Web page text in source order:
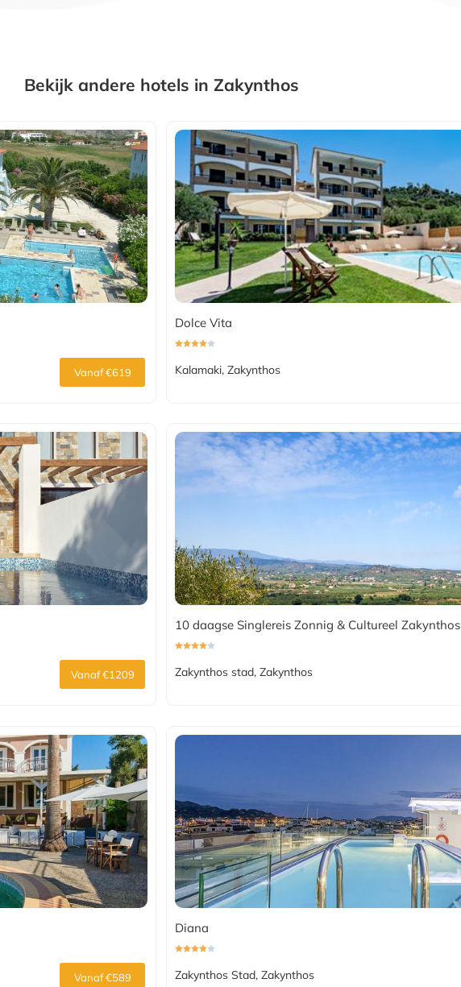
Bekijk andere hotels in Zakynthos
Vanaf €619
Dolce Vita
Kalamaki, Zakynthos
Vanaf €1209
10 daagse Singlereis Zonnig & Cultureel Zakynthos
Zakynthos stad, Zakynthos
Vanaf €589
Diana
Zakynthos Stad, Zakynthos